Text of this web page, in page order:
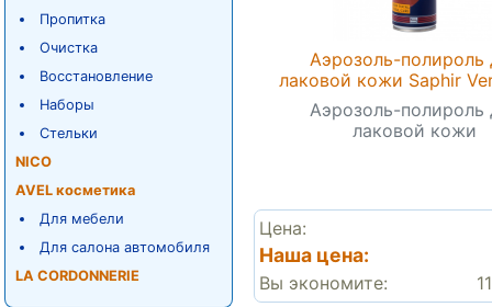
Пропитка
Очистка
Восстановление
Наборы
Стельки
NICO
AVEL косметика
Для мебели
Для салона автомобиля
LA CORDONNERIE
Аэрозоль-полироль
лаковой кожи Saphir
Аэрозоль-полироль
лаковой кожи
Цена:
Наша цена:
Вы экономите: